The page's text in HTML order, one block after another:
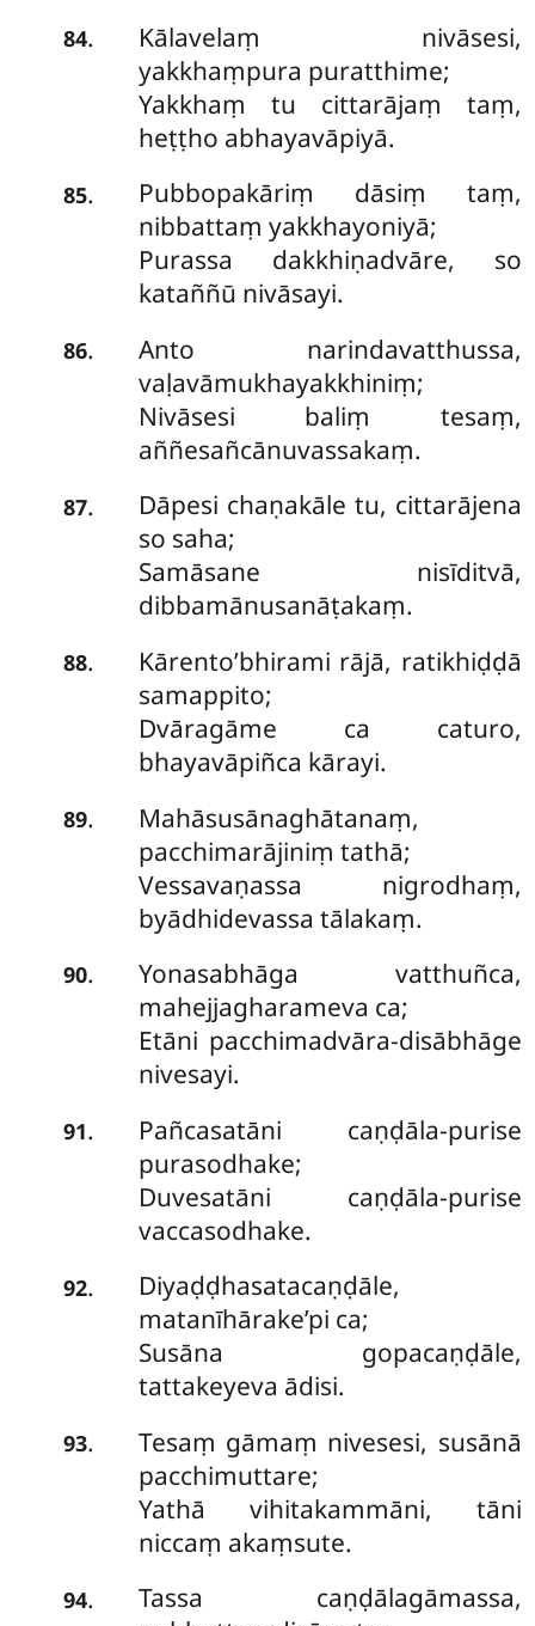
84.
Kālavelaṃ nivāsesi,
yakkhaṃpura puratthime;
Yakkhaṃ tu cittarājaṃ taṃ,
heṭṭho abhayavāpiyā.
85.
Pubbopakāriṃ dāsiṃ taṃ,
nibbattaṃ yakkhayoniyā;
Purassa dakkhiṇadvāre, so
kataññū nivāsayi.
86.
Anto narindavatthussa,
vaḷavāmukhayakkhiniṃ;
Nivāsesi baliṃ tesaṃ,
aññesañcānuvassakaṃ.
87.
Dāpesi chaṇakāle tu, cittarājena
so saha;
Samāsane nisīditvā,
dibbamānusanāṭakaṃ.
88.
Kārento’bhirami rājā, ratikhiḍḍā
samappito;
Dvāragāme ca caturo,
bhayavāpiñca kārayi.
89.
Mahāsusānaghātanaṃ,
pacchimarājiniṃ tathā;
Vessavaṇassa nigrodhaṃ,
byādhidevassa tālakaṃ.
90.
Yonasabhāga vatthuñca,
mahejjagharameva ca;
Etāni pacchimadvāra-disābhāge
nivesayi.
91.
Pañcasatāni caṇḍāla-purise
purasodhake;
Duvesatāni caṇḍāla-purise
vaccasodhake.
92.
Diyaḍḍhasatacaṇḍāle,
matanīhārake’pi ca;
Susāna gopacaṇḍāle,
tattakeyeva ādisi.
93.
Tesaṃ gāmaṃ nivesesi, susānā
pacchimuttare;
Yathā vihitakammāni, tāni
niccaṃ akaṃsute.
94.
Tassa caṇḍālagāmassa,